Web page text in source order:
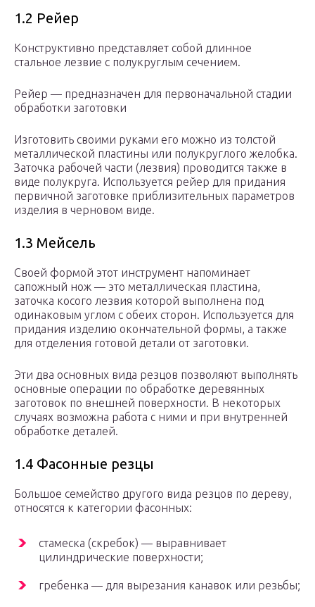
1.2 Рейер
Конструктивно представляет собой длинное
стальное лезвие с полукруглым сечением.
Рейер — предназначен для первоначальной стадии
обработки заготовки
Изготовить своими руками его можно из толстой
металлической пластины или полукруглого желобка.
Заточка рабочей части (лезвия) проводится также в
виде полукруга. Используется рейер для придания
первичной заготовке приблизительных параметров
изделия в черновом виде.
1.3 Мейсель
Своей формой этот инструмент напоминает
сапожный нож — это металлическая пластина,
заточка косого лезвия которой выполнена под
одинаковым углом с обеих сторон. Используется для
придания изделию окончательной формы, а также
для отделения готовой детали от заготовки.
Эти два основных вида резцов позволяют выполнять
основные операции по обработке деревянных
заготовок по внешней поверхности. В некоторых
случаях возможна работа с ними и при внутренней
обработке деталей.
1.4 Фасонные резцы
Большое семейство другого вида резцов по дереву,
относятся к категории фасонных:
стамеска (скребок) — выравнивает
цилиндрические поверхности;
гребенка — для вырезания канавок или резьбы;